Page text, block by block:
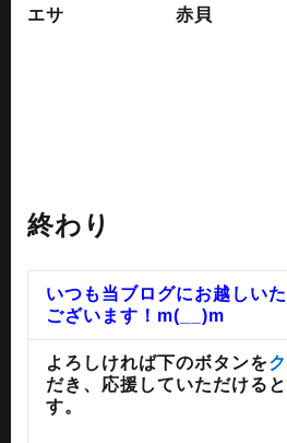
エサ 赤貝
終わり
いつも当ブログにお越しい
ございます！m(__)m
よろしければ下のボタンを
だき、応援していただける
す。